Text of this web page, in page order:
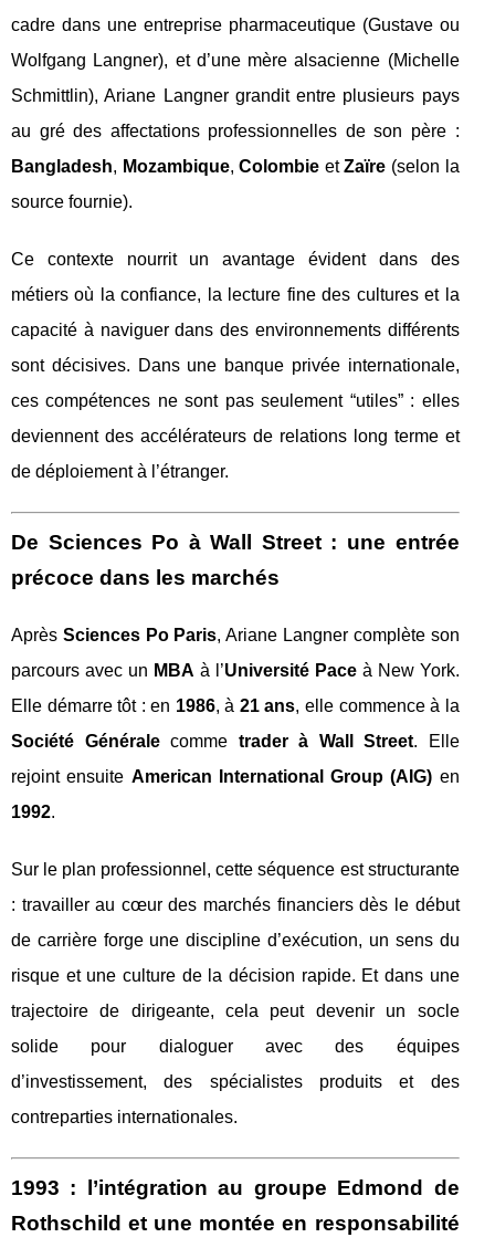
cadre dans une entreprise pharmaceutique (Gustave ou
Wolfgang Langner), et d’une mère alsacienne (Michelle
Schmittlin), Ariane Langner grandit entre plusieurs pays
au gré des affectations professionnelles de son père :
Bangladesh, Mozambique,Colombie etZaïre (selon la
source fournie).
Ce contexte nourrit un avantage évident dans des
métiers où la confiance, la lecture fine des cultures et la
capacité à naviguer dans des environnements différents
sont décisives. Dans une banque privée internationale,
ces compétences ne sont pas seulement “utiles” : elles
deviennent des accélérateurs de relations long terme et
de déploiement à l’étranger.
De Sciences Po à Wall Street : une entrée
précoce dans les marchés
Après Sciences Po Paris, Ariane Langner complète son
parcours avec un MBA à l’Université Paceà New York.
Elle démarre tôt : en 1986, à 21 ans, elle commence à la
Société Généralecomme trader à Wall Street. Elle
rejoint ensuite American International Group (AIG) en
1992.
Sur le plan professionnel, cette séquence est structurante
: travailler au cœur des marchés financiers dès le début
de carrière forge une discipline d’exécution, un sens du
risque et une culture de la décision rapide. Et dans une
trajectoire de dirigeante, cela peut devenir un socle
solide pour dialoguer avec des équipes
d’investissement, des spécialistes produits et des
contreparties internationales.
1993 : l’intégration au groupe Edmond de
Rothschild et une montée en responsabilité